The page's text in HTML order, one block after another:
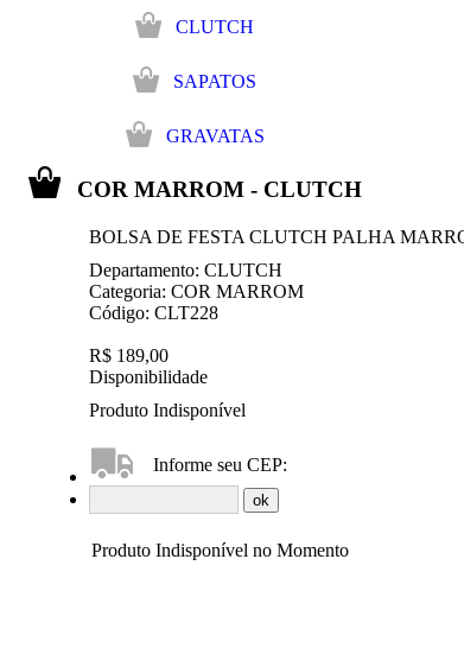
CLUTCH
SAPATOS
GRAVATAS
COR MARROM - CLUTCH
BOLSA DE FESTA CLUTCH PALHA
Departamento: CLUTCH
Categoria: COR MARROM
Código: CLT228
R$ 189,00
Disponibilidade
Produto Indisponível
Informe seu CEP:
Produto Indisponível no Momento